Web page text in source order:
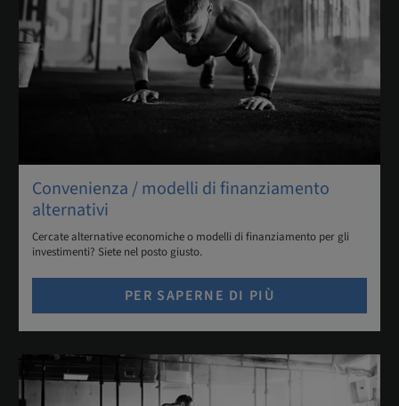
Convenienza / modelli di finanziamento
alternativi
Cercate alternative economiche o modelli di finanziamento per gli
investimenti? Siete nel posto giusto.
PER SAPERNE DI PIÙ